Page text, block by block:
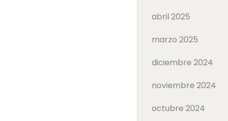
abril 2025
marzo 2025
diciembre 2024
noviembre 2024
octubre 2024